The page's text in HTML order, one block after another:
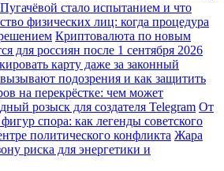
стало испытанием и что
физических лиц: когда процедура
Криптовалюта по новым
для россиян после 1 сентября 2026
карту даже за законный
подозрения и как защитить
на перекрёстке: чем может
розыск для создателя Telegram От
спора: как легенды советского
политического конфликта Жара
риска для энергетики и